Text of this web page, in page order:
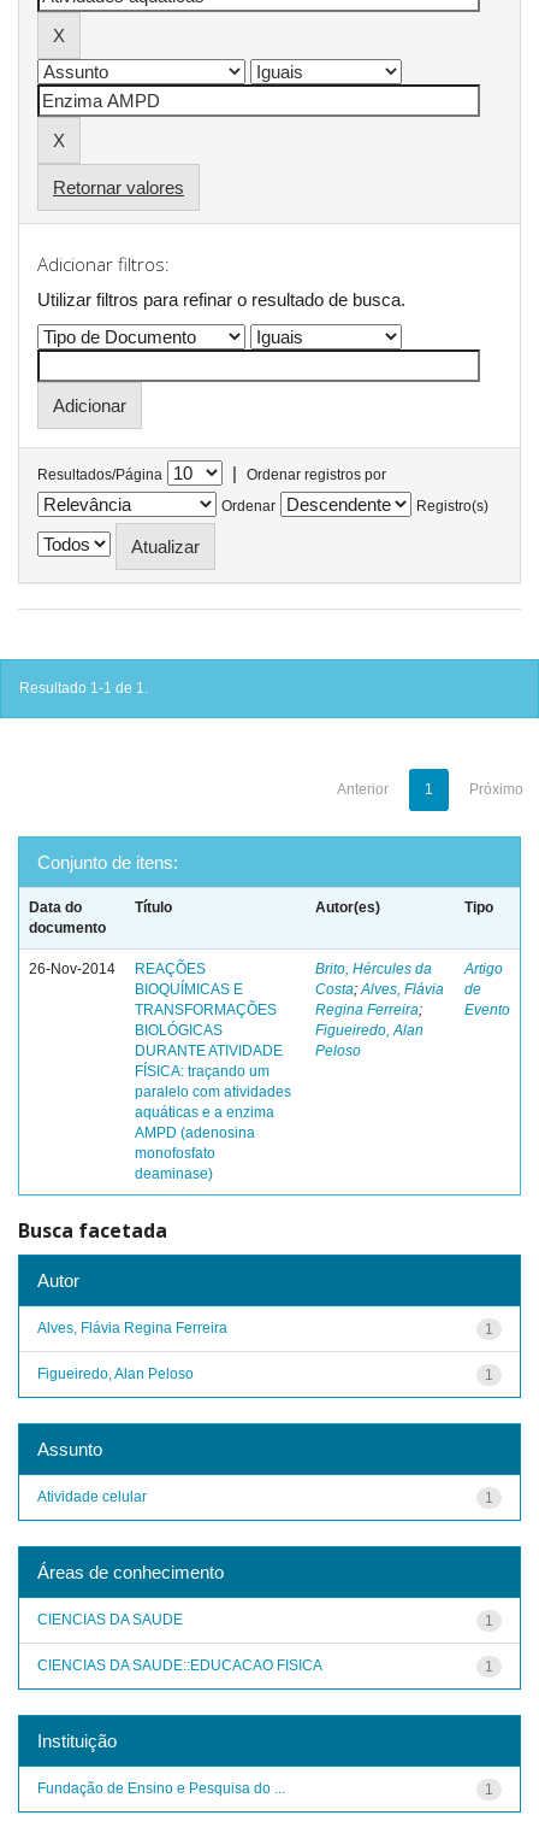
Retornar valores
Adicionar filtros:
Utilizar filtros para refinar o resultado de busca.
Resultados/Página |
Ordenar registros por
Ordenar
Registro(s)
Resultado 1-1 de 1.
Anterior 1 Próximo
Conjunto de itens:
Data do
documento
Título Autor(es) Tipo
26-Nov-2014
REAÇÕES
BIOQUÍMICAS E
TRANSFORMAÇÕES
BIOLÓGICAS
DURANTE ATIVIDADE
FÍSICA: traçando um
paralelo com atividades
aquáticas e a enzima
AMPD (adenosina
monofosfato
deaminase)
Brito, Hércules da
Costa;Alves, Flávia
Regina Ferreira;
Figueiredo, Alan
Peloso
Artigo
de
Evento
Busca facetada
Autor
1
Alves, Flávia Regina Ferreira
1
Figueiredo, Alan Peloso
Assunto
1
Atividade celular
Áreas de conhecimento
1
CIENCIAS DA SAUDE
1
CIENCIAS DA SAUDE::EDUCACAO FISICA
Instituição
1
Fundação de Ensino e Pesquisa do ...